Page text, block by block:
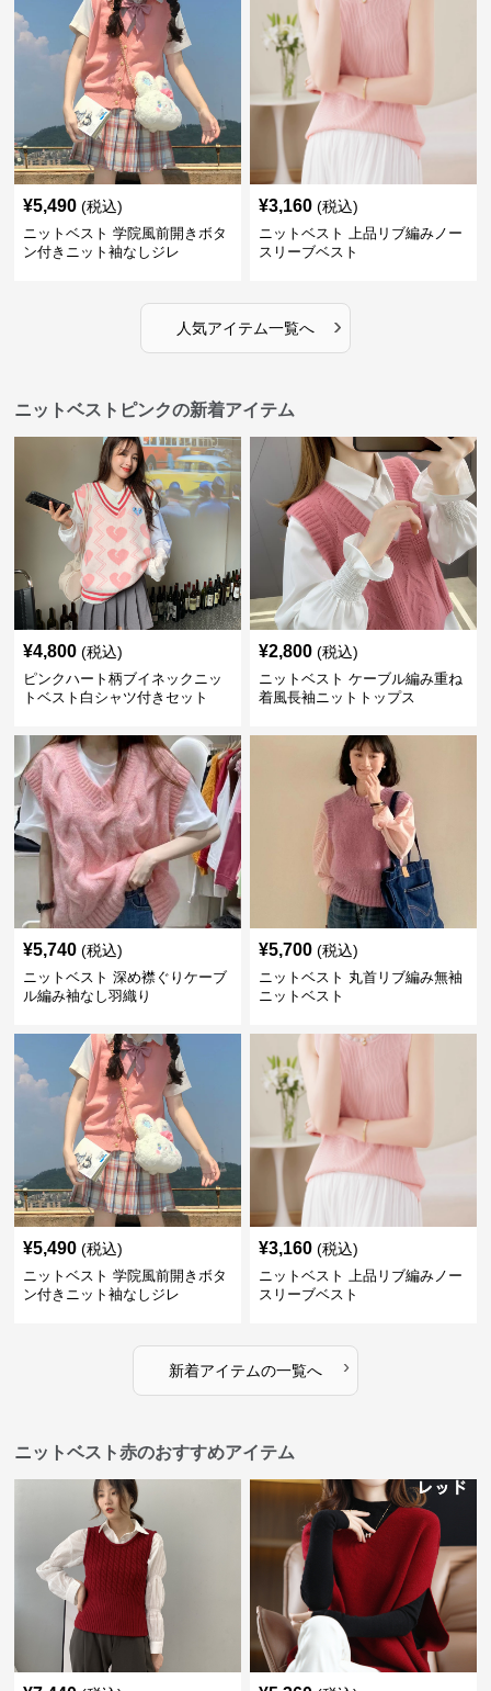
¥5,490 (税込)
ニットベスト 学院風前開きボタ
ン付きニット袖なしジレ
¥3,160 (税込)
ニットベスト 上品リブ編みノー
スリーブベスト
人気アイテム一覧へ ›
ニットベストピンクの新着アイテム
¥4,800 (税込)
ピンクハート柄ブイネックニッ
トベスト白シャツ付きセット
¥2,800 (税込)
ニットベスト ケーブル編み重ね
着風長袖ニットトップス
¥5,740 (税込)
ニットベスト 深め襟ぐりケーブ
ル編み袖なし羽織り
¥5,700 (税込)
ニットベスト 丸首リブ編み無袖
ニットベスト
¥5,490 (税込)
ニットベスト 学院風前開きボタ
ン付きニット袖なしジレ
¥3,160 (税込)
ニットベスト 上品リブ編みノー
スリーブベスト
新着アイテムの一覧へ ›
ニットベスト赤のおすすめアイテム